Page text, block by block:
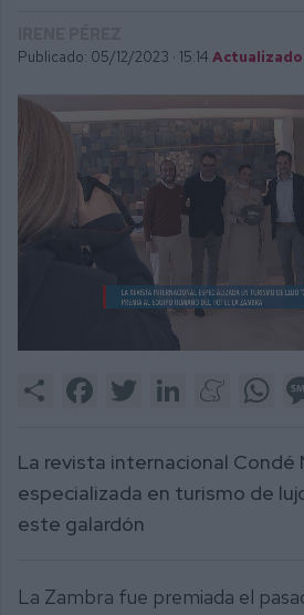
Publicado: 05/12/2023 · 15:14
1
Share FacebookTwitter LinkedIn
La revista internacional Condé
especializada en turismo de
este galardón
La Zambra fue premiada el